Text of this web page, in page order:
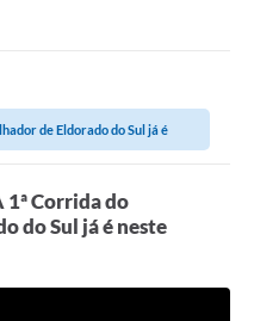
de Eldorado do Sul já é
Corrida do
do Sul já é neste